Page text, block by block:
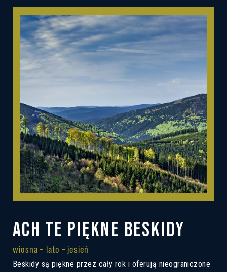
ACH TE PIĘKNE BESKIDY
wiosna – lato – jesień
Beskidy są piękne przez cały rok i oferują nieograniczone